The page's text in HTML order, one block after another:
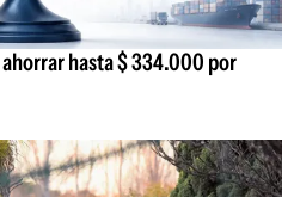
hasta $ 334.000 por